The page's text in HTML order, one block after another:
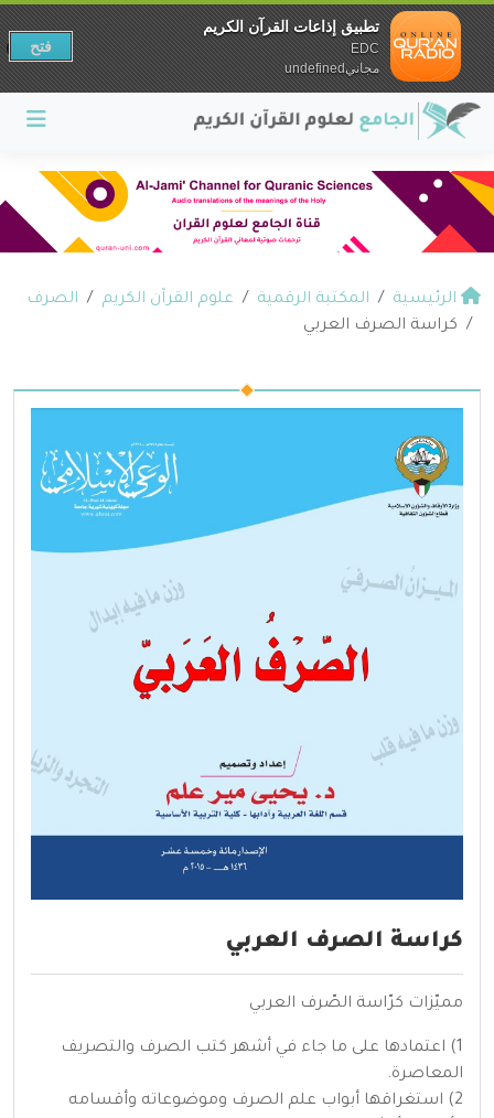
الرئيسية المكتبة الرقمية علوم القرآن الكريم
الصرف
كراسة الصرف العربي
كراسة الصرف العربي
مميّزات كرّاسة الصّرف العربي
1) اعتمادها على ما جاء في أشهر كتب الصرف والتصريف
المعاصرة.
2) استغراقها أبواب علم الصرف وموضوعاته وأقسامه
تطبيق إذاعات القرآن الكريم
EDC
مجانيundefined
فتح